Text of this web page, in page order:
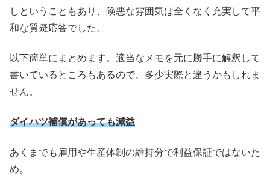
しということもあり、険悪な雰囲気は全くなく充実して平
和な質疑応答でした。
以下簡単にまとめます。適当なメモを元に勝手に解釈して
書いているところもあるので、多少実際と違うかもしれま
せん。
ダイハツ補償があっても減益
あくまでも雇用や生産体制の維持分で利益保証ではないた
め。